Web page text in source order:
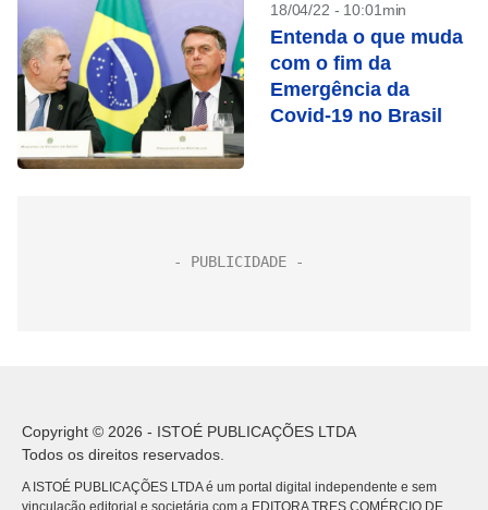
18/04/22 - 10:01min
Entenda o que muda
com o fim da
Emergência da
Covid-19 no Brasil
Copyright © 2026 - ISTOÉ PUBLICAÇÕES LTDA
Todos os direitos reservados.
A ISTOÉ PUBLICAÇÕES LTDA é um portal digital independente e sem
vinculação editorial e societária com a EDITORA TRES COMÉRCIO DE